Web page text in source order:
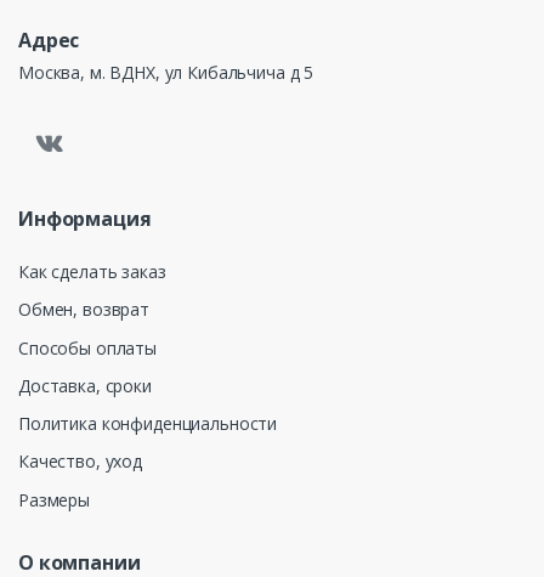
Адрес
Москва, м. ВДНХ, ул Кибальчича д 5
Информация
Как сделать заказ
Обмен, возврат
Способы оплаты
Доставка, сроки
Политика конфиденциальности
Качество, уход
Размеры
О компании